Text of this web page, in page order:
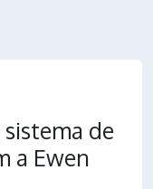
de
a Ewen